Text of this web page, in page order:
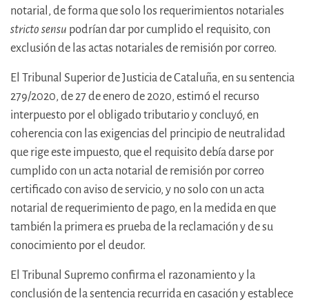
notarial, de forma que solo los requerimientos notariales
stricto sensu podrían dar por cumplido el requisito, con
exclusión de las actas notariales de remisión por correo.
El Tribunal Superior de Justicia de Cataluña, en su sentencia
279/2020, de 27 de enero de 2020, estimó el recurso
interpuesto por el obligado tributario y concluyó, en
coherencia con las exigencias del principio de neutralidad
que rige este impuesto, que el requisito debía darse por
cumplido con un acta notarial de remisión por correo
certificado con aviso de servicio, y no solo con un acta
notarial de requerimiento de pago, en la medida en que
también la primera es prueba de la reclamación y de su
conocimiento por el deudor.
El Tribunal Supremo confirma el razonamiento y la
conclusión de la sentencia recurrida en casación y establece